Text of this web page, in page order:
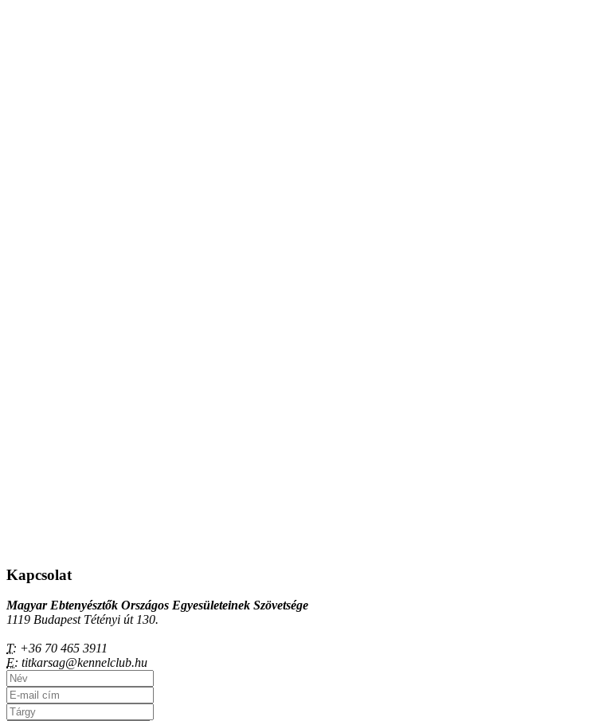
Kapcsolat
Magyar Ebtenyésztők Országos Egyesületeinek Szövetsége
1119 Budapest Tétényi út 130.
T: +36 70 465 3911
E: titkarsag@kennelclub.hu